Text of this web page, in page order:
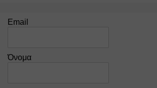
Email
Όνομα